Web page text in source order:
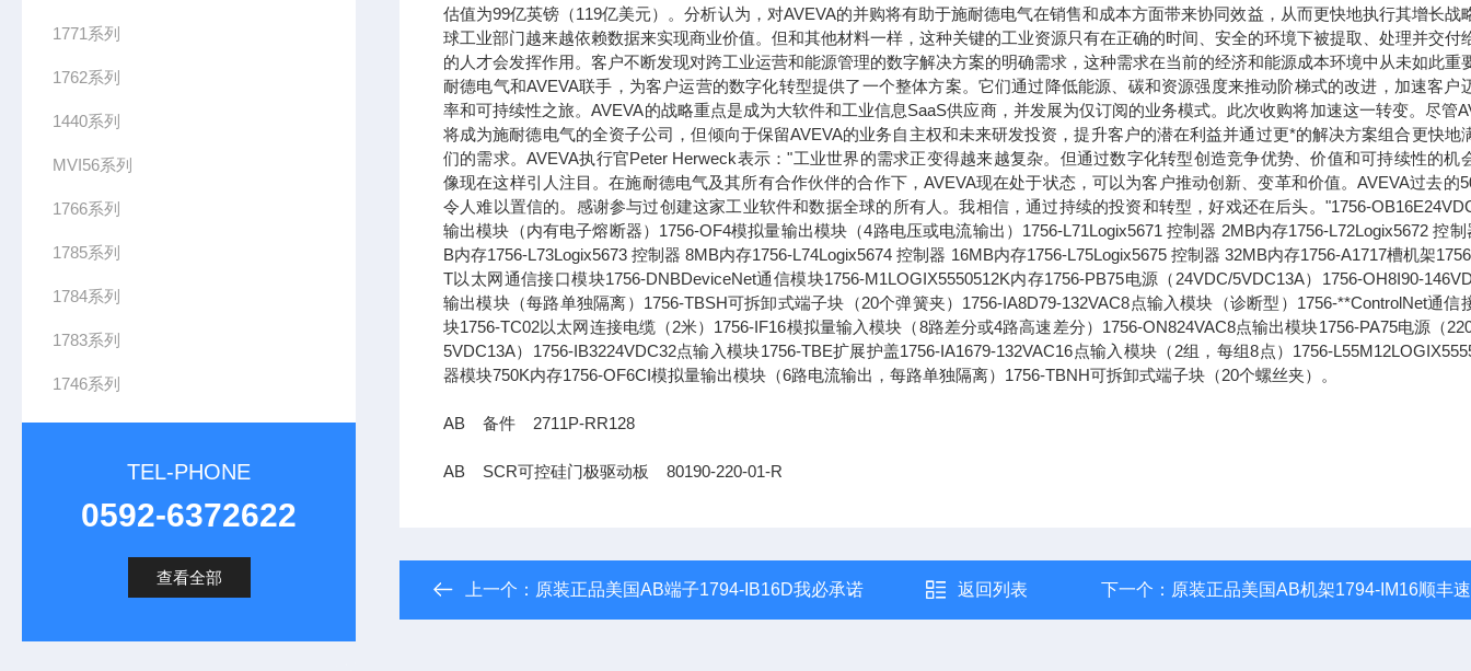
1771系列
1762系列
1440系列
MVI56系列
1766系列
1785系列
1784系列
1783系列
1746系列
TEL-PHONE
0592-6372622
查看全部
估值为99亿英镑（119亿美元）。分析认为，对AVEVA的并购将有助于施耐德电气在销售和成本方面带来协同效益，从而更快地执行其增长战
球工业部门越来越依赖数据来实现商业价值。但和其他材料一样，这种关键的工业资源只有在正确的时间、安全的环境下被提取、处理并交付
的人才会发挥作用。客户不断发现对跨工业运营和能源管理的数字解决方案的明确需求，这种需求在当前的经济和能源成本环境中从未如此重
耐德电气和AVEVA联手，为客户运营的数字化转型提供了一个整体方案。它们通过降低能源、碳和资源强度来推动阶梯式的改进，加速客户
率和可持续性之旅。AVEVA的战略重点是成为大软件和工业信息SaaS供应商，并发展为仅订阅的业务模式。此次收购将加速这一转变。尽管
将成为施耐德电气的全资子公司，但倾向于保留AVEVA的业务自主权和未来研发投资，提升客户的潜在利益并通过更*的解决方案组合更快地
们的需求。AVEVA执行官Peter Herweck表示："工业世界的需求正变得越来越复杂。但通过数字化转型创造竞争优势、价值和可持续性的机
像现在这样引人注目。在施耐德电气及其所有合作伙伴的合作下，AVEVA现在处于状态，可以为客户推动创新、变革和价值。AVEVA过去的
令人难以置信的。感谢参与过创建这家工业软件和数据全球的所有人。我相信，通过持续的投资和转型，好戏还在后头。"1756-
输出模块（内有电子熔断器）1756-OF4模拟量输出模块（4路电压或电流输出）1756-L71Logix5671 控制器 2MB内存1756-L72Logix5672 控制
B内存1756-L73Logix5673 控制器 8MB内存1756-L74Logix5674 控制器 16MB内存1756-L75Logix5675 控制器 32MB内存1756-A1717槽机架
T以太网通信接口模块1756-DNBDeviceNet通信模块1756-M1LOGIX5550512K内存1756-PB75电源（24VDC/5VDC13A）1756-OH8I90-
输出模块（每路单独隔离）1756-TBSH可拆卸式端子块（20个弹簧夹）1756-IA8D79-132VAC8点输入模块（诊断型）1756-**ControlNet通信
块1756-TC02以太网连接电缆（2米）1756-IF16模拟量输入模块（8路差分或4路高速差分）1756-ON824VAC8点输出模块1756-PA75电源（
5VDC13A）1756-IB3224VDC32点输入模块1756-TBE扩展护盖1756-IA1679-132VAC16点输入模块（2组，每组8点）1756-
器模块750K内存1756-OF6CI模拟量输出模块（6路电流输出，每路单独隔离）1756-TBNH可拆卸式端子块（20个螺丝夹）。
AB 备件 2711P-RR128
AB SCR可控硅门极驱动板 80190-220-01-R
上一个： 原装正品美国AB端子1794-IB16D我必承诺 返回列表 下一个： 原装正品美国AB机架1794-IM16顺丰